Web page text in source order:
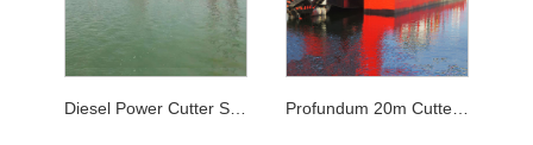
Diesel Power Cutter Suction Dredger Profundum 20m Cutter Suctionis Dredger